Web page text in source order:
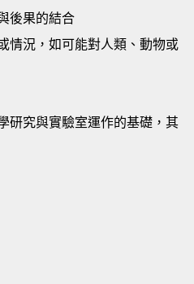
後果的結合
情況，如可能對人類、動物或
研究與實驗室運作的基礎，其